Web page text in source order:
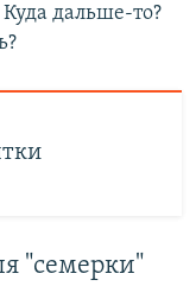
дальше-то?
"семерки"